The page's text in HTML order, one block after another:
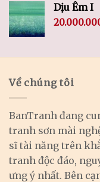
Dịu Êm I
Về chúng tôi
BanTranh đang
tranh sơn mài
sĩ tài năng trên
tranh độc đáo,
ưng ý nhất. Bên